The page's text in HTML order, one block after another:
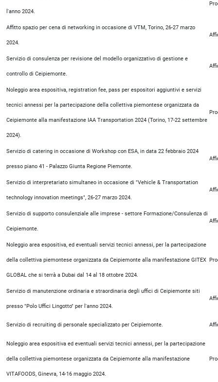
l'anno 2024.
Affitto spazio per cena di networking in occasione di VTM, Torino, 26-27 marzo
2024.
Servizio di consulenza per revisione del modello organizzativo di gestione e
controllo di Ceipiemonte.
Noleggio area espositiva, registration fee, pass per espositori aggiuntivi e servizi
tecnici annessi per la partecipazione della collettiva piemontese organizzata da
Ceipiemonte alla manifestazione IAA Transportation 2024 (Torino, 17-22 settembre
2024).
Servizio di catering in occasione di Workshop con ESA, in data 22 febbraio 2024
presso piano 41 - Palazzo Giunta Regione Piemonte.
Servizio di interpretariato simultaneo in occasione di "Vehicle & Transportation
technology innovation meetings", 26-27 marzo 2024.
Servizio di supporto consulenziale alle imprese - settore Formazione/Consulenza di
Ceipiemonte.
Noleggio area espositiva, ed eventuali servizi tecnici annessi, per la partecipazione
della collettiva piemontese organizzata da Ceipiemonte alla manifestazione GITEX
GLOBAL che si terrà a Dubai dal 14 al 18 ottobre 2024.
Servizio di manutenzione ordinaria e straordinaria degli uffici di Ceipiemonte siti
presso "Polo Uffici Lingotto" per l'anno 2024.
Servizio di recruiting di personale specializzato per Ceipiemonte.
Noleggio area espositiva ed eventuali servizi tecnici annessi, per la partecipazione
della collettiva piemontese organizzata da Ceipiemonte alla manifestazione
VITAFOODS, Ginevra, 14-16 maggio 2024.